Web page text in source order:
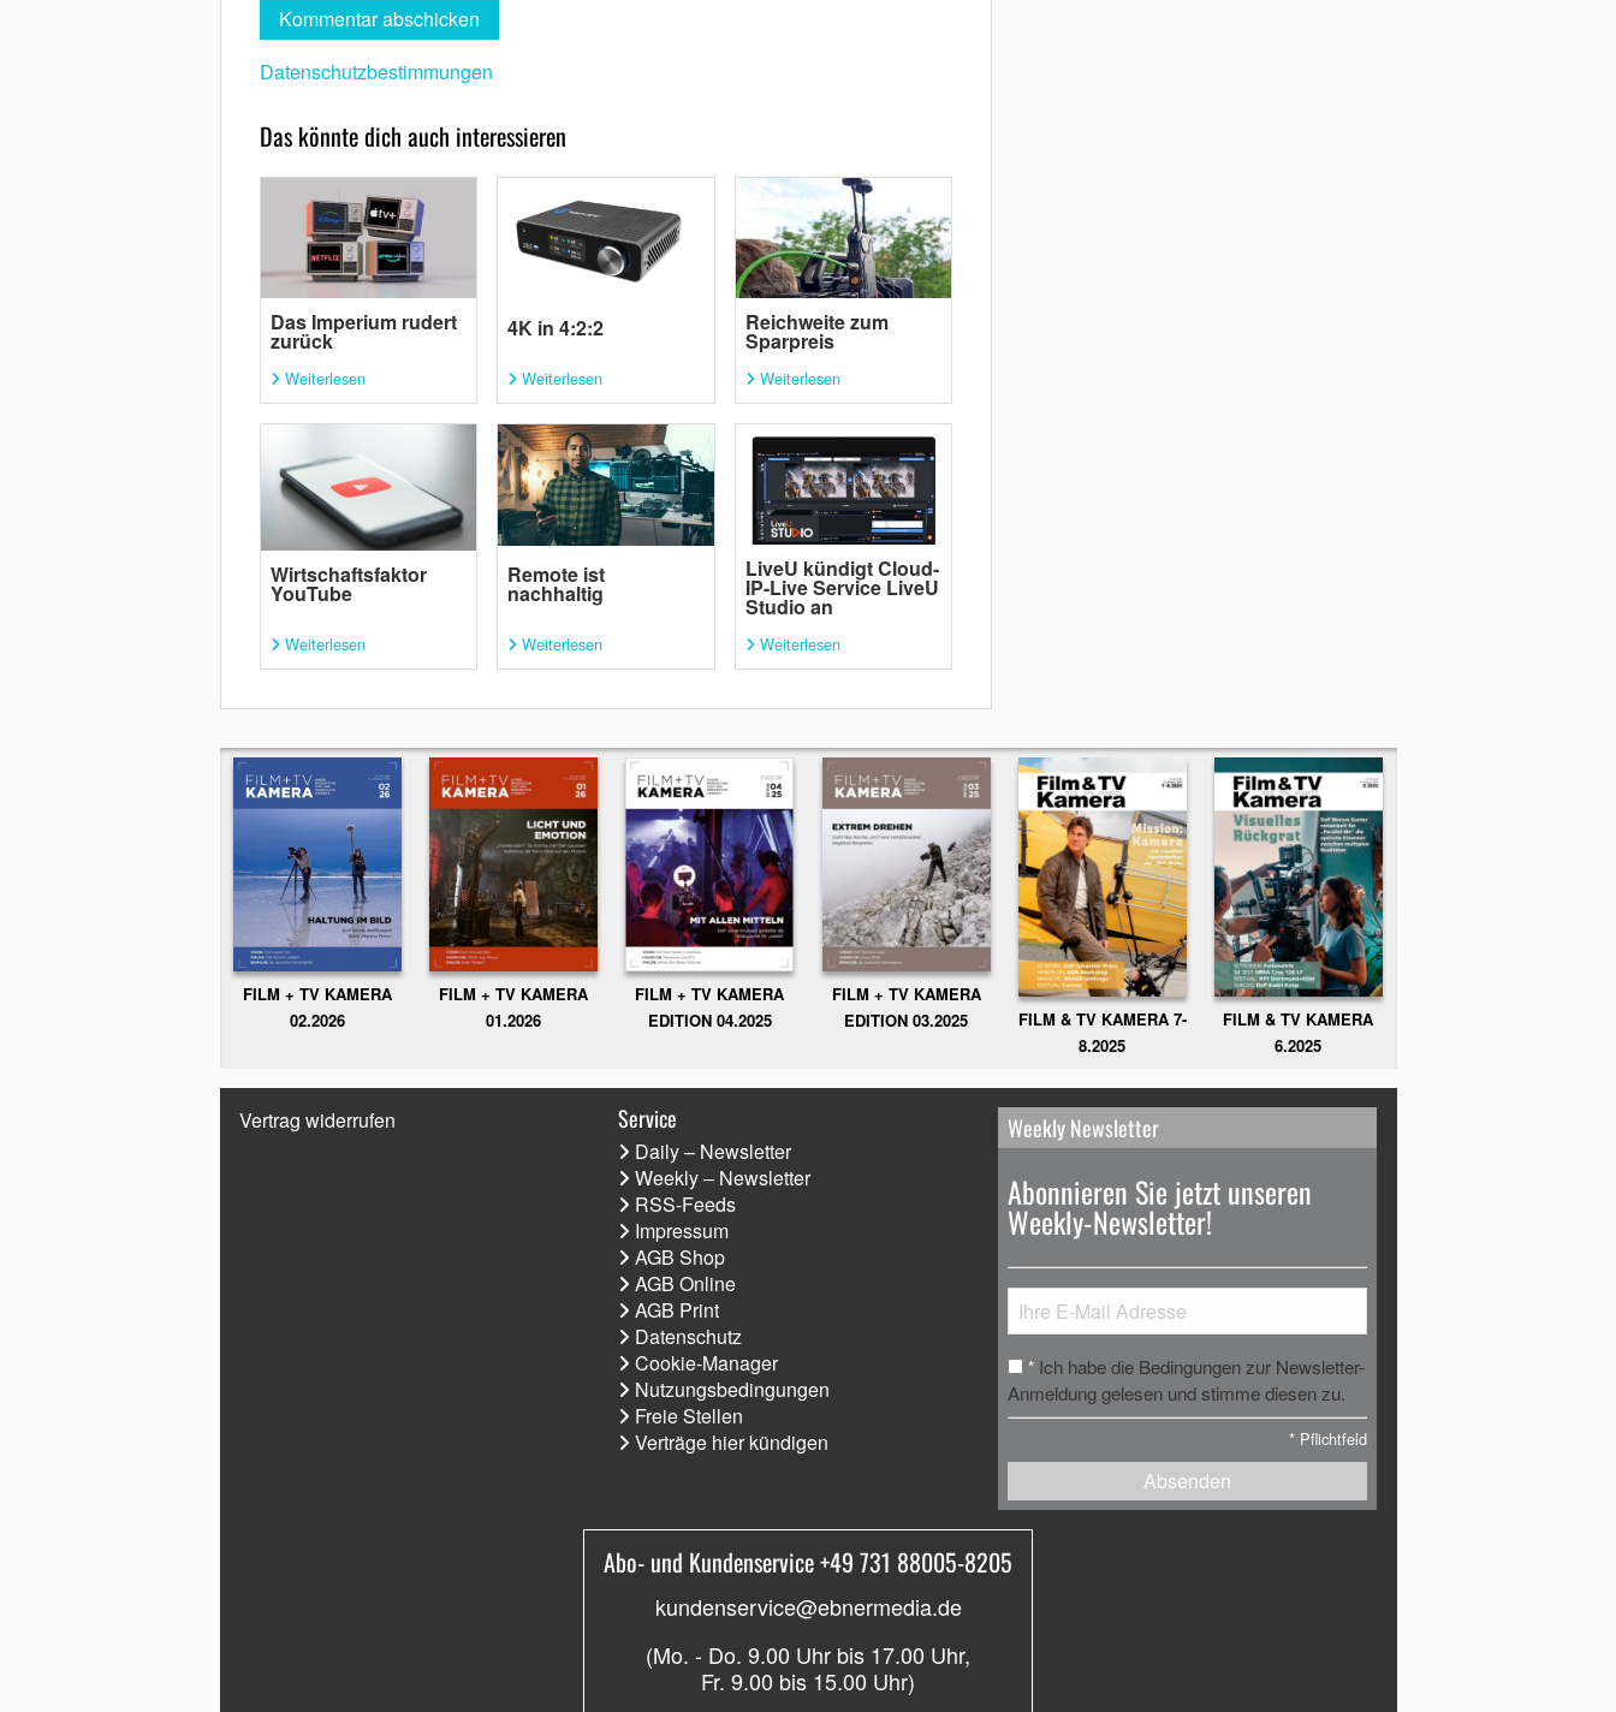
Datenschutzbestimmungen
Das könnte dich auch interessieren
Das Imperium rudert
zurück
Weiterlesen
4K in 4:2:2
Weiterlesen
Reichweite zum
Sparpreis
Weiterlesen
Wirtschaftsfaktor
YouTube
Weiterlesen
Remote ist
nachhaltig
Weiterlesen
LiveU kündigt Cloud-
IP-Live Service LiveU
Studio an
Weiterlesen
FILM + TV KAMERA
02.2026
FILM + TV KAMERA
01.2026
FILM + TV KAMERA
EDITION 04.2025
FILM + TV KAMERA
EDITION 03.2025
FILM & TV KAMERA 7-
8.2025
FILM & TV KAMERA
6.2025
Vertrag widerrufen Service
Daily – Newsletter
Weekly – Newsletter
RSS-Feeds
Impressum
AGB Shop
AGB Online
AGB Print
Datenschutz
Cookie-Manager
Nutzungsbedingungen
Freie Stellen
Verträge hier kündigen
Weekly Newsletter
Abonnieren Sie jetzt unseren
Weekly-Newsletter!
* Ich habe die Bedingungen zur Newsletter-
Anmeldung gelesen und stimme diesen zu.
* Pflichtfeld
Absenden
Abo- und Kundenservice +49 731 88005-8205
kundenservice@ebnermedia.de
(Mo. - Do. 9.00 Uhr bis 17.00 Uhr,
Fr. 9.00 bis 15.00 Uhr)